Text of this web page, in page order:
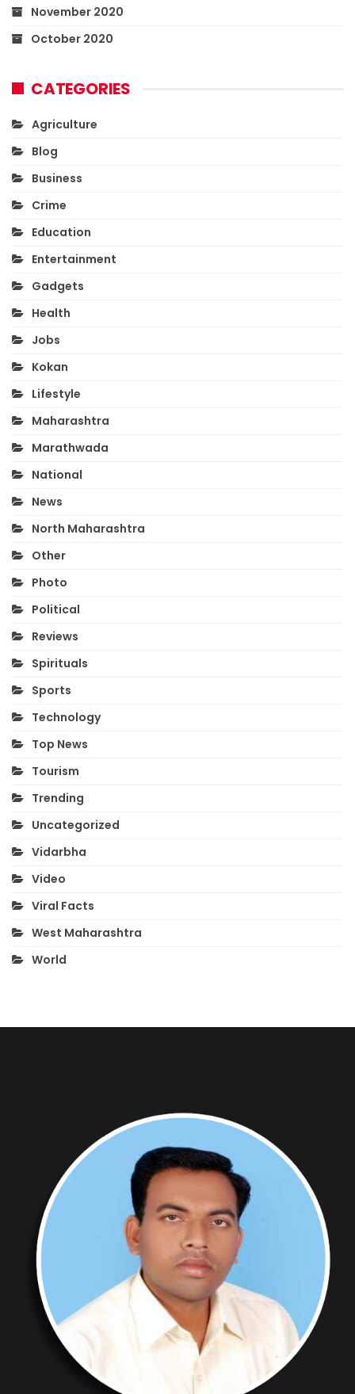
November 2020
October 2020
CATEGORIES
Agriculture
Blog
Business
Crime
Education
Entertainment
Gadgets
Health
Jobs
Kokan
Lifestyle
Maharashtra
Marathwada
National
News
North Maharashtra
Other
Photo
Political
Reviews
Spirituals
Sports
Technology
Top News
Tourism
Trending
Uncategorized
Vidarbha
Video
Viral Facts
West Maharashtra
World